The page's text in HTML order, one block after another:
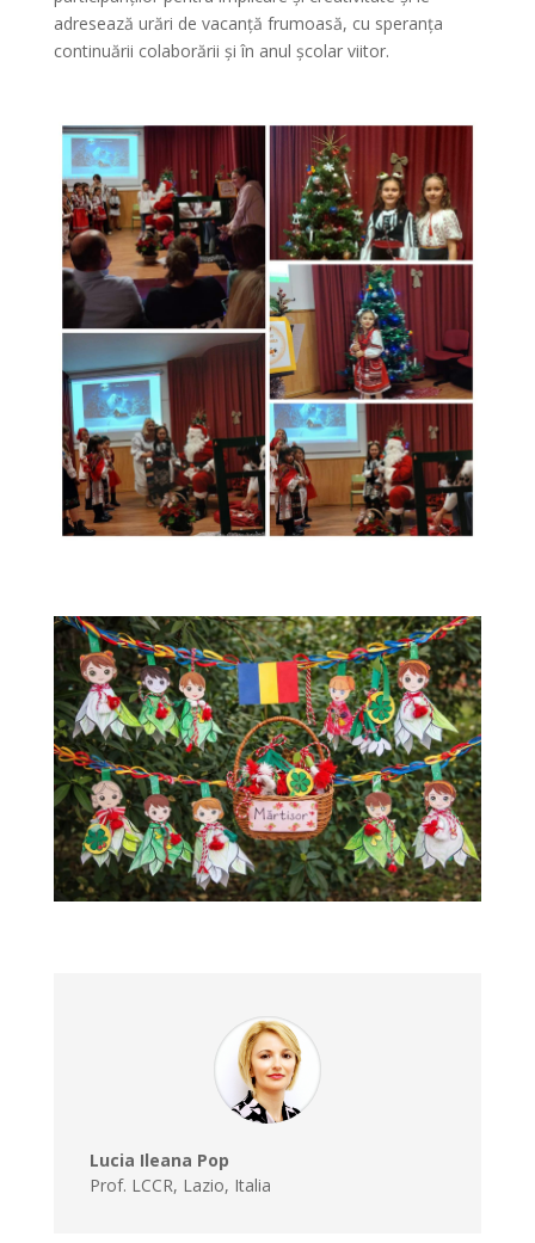
adresează urări de vacanță frumoasă, cu speranța
continuării colaborării și în anul școlar viitor.
Lucia Ileana Pop
Prof. LCCR, Lazio, Italia